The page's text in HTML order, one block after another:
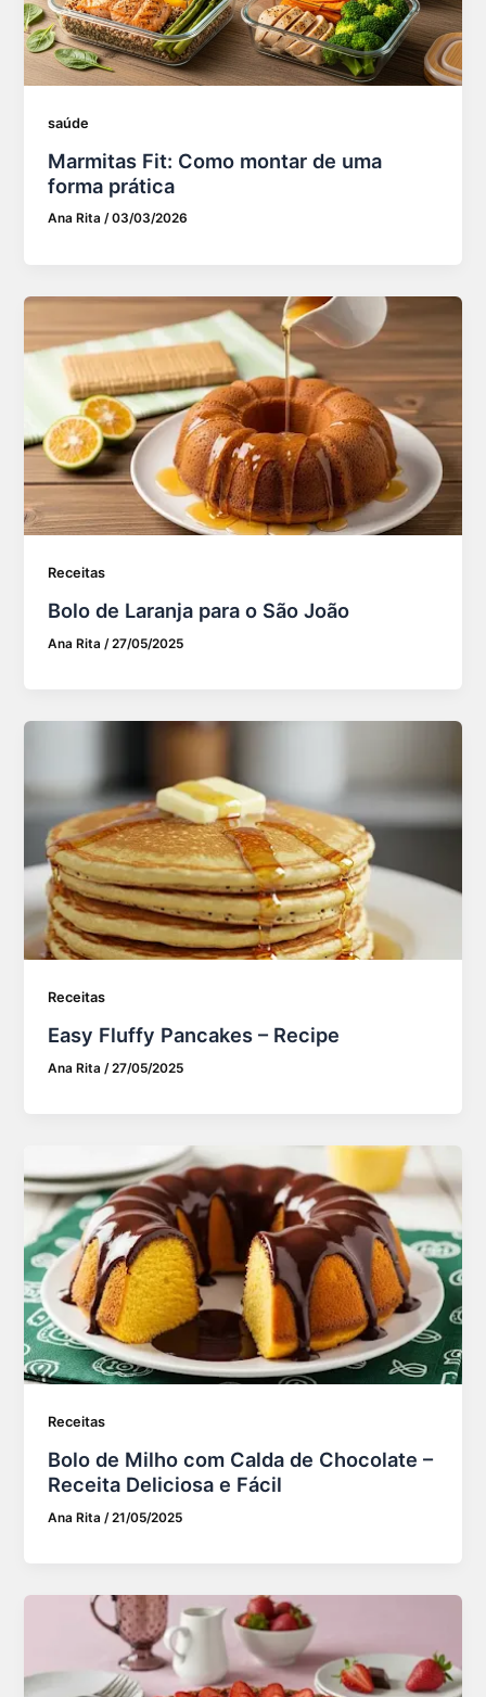
saúde
Marmitas Fit: Como montar de uma
forma prática
Ana Rita/03/03/2026
Receitas
Bolo de Laranja para o São João
Ana Rita /27/05/2025
Receitas
Easy Fluffy Pancakes – Recipe
Ana Rita /27/05/2025
Receitas
Bolo de Milho com Calda de Chocolate –
Receita Deliciosa e Fácil
Ana Rita /21/05/2025